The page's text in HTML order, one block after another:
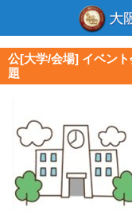
公[大学/会場] イベン
題 04/04(